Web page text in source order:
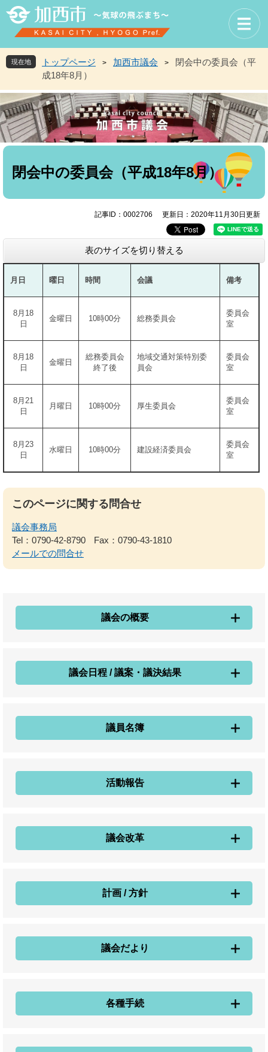
先
頭
す
。
を
飛
し
て
本
文
へ
現在地 トップページ > 加西市議会 >
閉会中の委員会（平
成18年8月）
本
閉会中の委員会（平成18年8月）
記事ID：0002706 更新日：2020年11月30日更新
表のサイズを切り替える
月日 曜日 時間 会議 備考
8月18
日
金曜日 10時00分 総務委員会
委員会
室
8月18
日
金曜日
総務委員会
終了後
地域交通対策特別委
員会
委員会
室
8月21
日
月曜日 10時00分 厚生委員会
委員会
室
8月23
日
水曜日 10時00分 建設経済委員会
委員会
室
このページに関する問合せ
議会事務局
Tel：0790-42-8790
Fax：0790-43-1810
メールでの問合せ
議会の概要
議会日程 / 議案・議決結果
議員名簿
活動報告
議会改革
計画 / 方針
議会だより
各種手続